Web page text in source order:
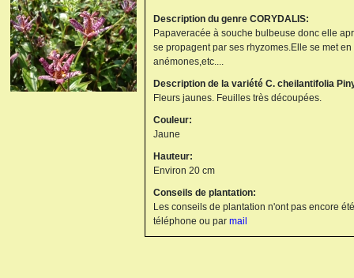
Description du genre CORYDALIS:
Papaveracée à souche bulbeuse donc elle
se propagent par ses rhyzomes.Elle se met
anémones,etc....
Description de la variété C. cheilantifolia
Fleurs jaunes. Feuilles très découpées.
Couleur:
Jaune
Hauteur:
Environ 20 cm
Conseils de plantation:
Les conseils de plantation n'ont pas encore
téléphone ou par mail